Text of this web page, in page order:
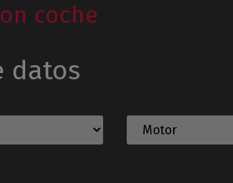
coche
datos